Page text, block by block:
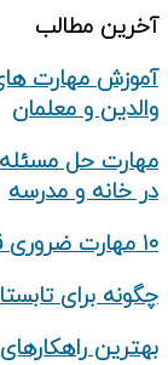
آخرین مطالب
آموزش مهارت
والدین و معلمان
مهارت حل
در خانه و مدرسه
۱۰ مهارت ضروری قرن ۲۱ برای کودکان دبستانی
چگونه برای
بهترین